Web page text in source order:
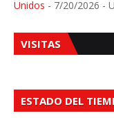
Unidos - 7/20/2026 -
VISITAS
ESTADO DEL